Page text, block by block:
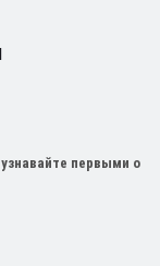
первыми о